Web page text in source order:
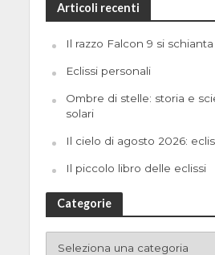
Articoli recenti
Il razzo Falcon 9 si
Eclissi personali
Ombre di stelle: storia e
solari
Il cielo di agosto 2026:
Il piccolo libro delle eclissi
Categorie